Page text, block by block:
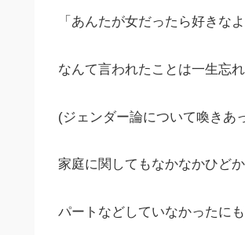
「あんたが女だったら好きな
なんて言われたことは一生忘れ
(ジェンダー論について喚きあ
家庭に関してもなかなかひどか
パートなどしていなかったに